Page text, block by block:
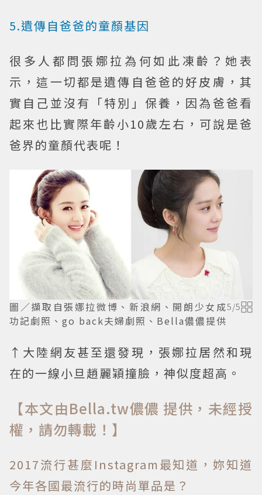
5.遺傳自爸爸的童顏基因
很多人都問張娜拉為何如此凍齡？她表
示，這一切都是遺傳自爸爸的好皮膚，其
實自己並沒有「特別」保養，因為爸爸看
起來也比實際年齡小10歲左右，可說是爸
爸界的童顏代表呢！
圖／擷取自張娜拉微博、新浪網、開朗少女成
功記劇照、go back夫婦劇照、Bella儂儂提供
5/5
↑大陸網友甚至還發現，張娜拉居然和現
在的一線小旦趙麗穎撞臉，神似度超高。
【本文由Bella.tw儂儂 提供，未經授
權，請勿轉載！】
2017流行甚麼Instagram最知道，妳知道
今年各國最流行的時尚單品是？